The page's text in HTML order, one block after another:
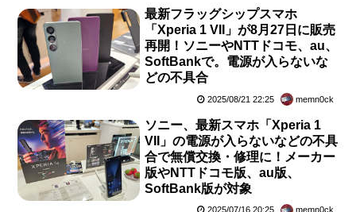
最新フラッグシップスマホ
「Xperia 1 VII」が8月27日に販売
再開！ソニーやNTTドコモ、au、
SoftBankで。電源が入らないな
どの不具合
2025/08/21 22:25 memn0ck
ソニー、最新スマホ「Xperia 1
VII」の電源が入らないなどの不具
合で無償交換・修理に！メーカー
版やNTTドコモ版、au版、
SoftBank版が対象
2025/07/16 20:25 memn0ck